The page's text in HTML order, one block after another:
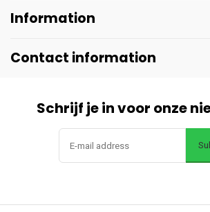
Information
Contact information
Schrijf je in voor onze